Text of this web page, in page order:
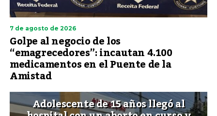
7 de agosto de 2026
Golpe al negocio de los
“emagrecedores”: incautan 4.100
medicamentos en el Puente de la
Amistad
Adolescente de 15 años llegó al